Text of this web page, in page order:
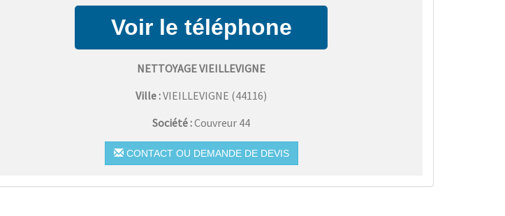
NETTOYAGE VIEILLEVIGNE
Ville :VIEILLEVIGNE (44116)
Société :Couvreur 44
CONTACT OU DEMANDE DE DEVIS